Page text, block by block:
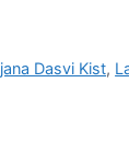
Dasvi Kist,